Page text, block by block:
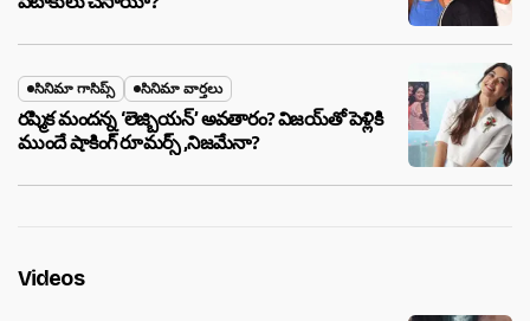
సినిమా గాసిప్స్ సినిమా వార్తలు
రష్మిక మందన్న ‘లెజ్బియన్’ అవతారం? విజయ్‌తో పెళ్లికి
ముందే షాకింగ్ రూమర్స్ ,నిజమేనా?
Videos